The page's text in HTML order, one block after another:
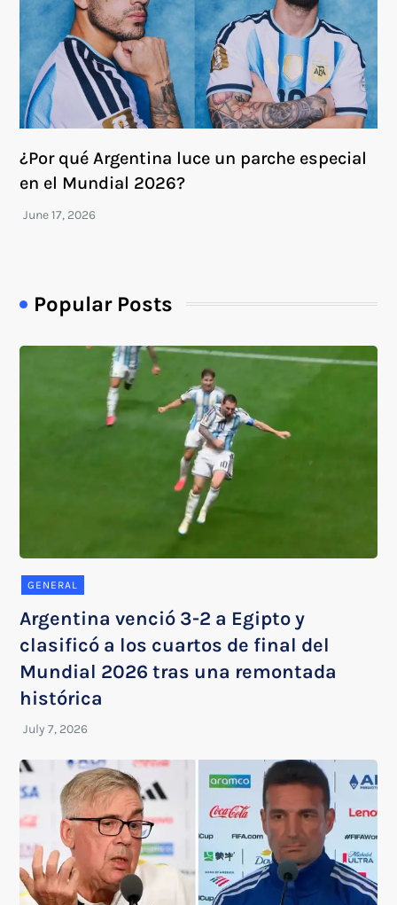
¿Por qué Argentina luce un parche especial
en el Mundial 2026?
Popular Posts
GENERAL
Argentina venció 3-2 a Egipto y
clasificó a los cuartos de final del
Mundial 2026 tras una remontada
histórica